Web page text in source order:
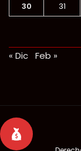
30
31
« Dic Feb »